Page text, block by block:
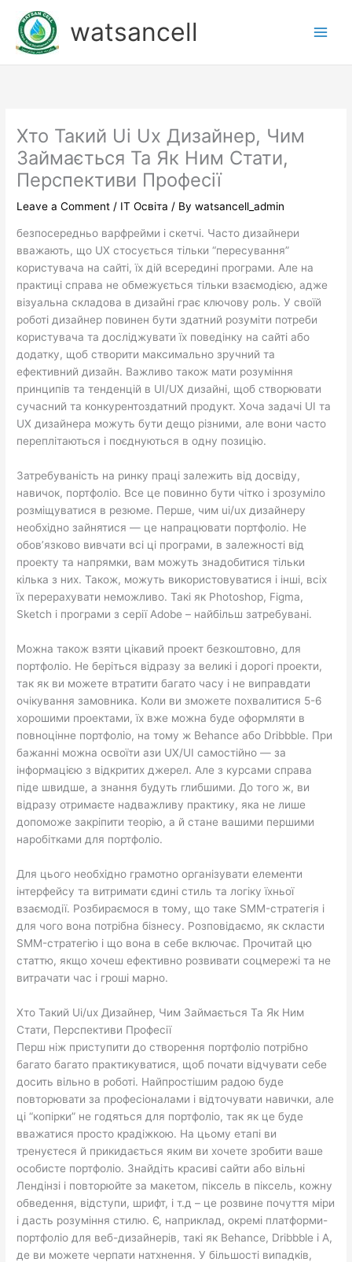
content
watsancell
Хто Такий Ui Ux Дизайнер, Чим
Займається Та Як Ним Стати,
Перспективи Професії
Leave a Comment / IT Освіта / Bywatsancell_admin
безпосередньо варфрейми і скетчі. Часто дизайнери
вважають, що UX стосується тільки “пересування”
користувача на сайті, їх дій всередині програми. Але на
практиці справа не обмежується тільки взаємодією, адже
візуальна складова в дизайні грає ключову роль. У своїй
роботі дизайнер повинен бути здатний розуміти потреби
користувача та досліджувати їх поведінку на сайті або
додатку, щоб створити максимально зручний та
ефективний дизайн. Важливо також мати розуміння
принципів та тенденцій в UI/UX дизайні, щоб створювати
сучасний та конкурентоздатний продукт. Хоча задачі UI та
UX дизайнера можуть бути дещо різними, але вони часто
переплітаються і поєднуються в одну позицію.
Затребуваність на ринку праці залежить від досвіду,
навичок, портфоліо. Все це повинно бути чітко і зрозуміло
розміщуватися в резюме. Перше, чим ui/ux дизайнеру
необхідно зайнятися — це напрацювати портфоліо. Не
обов’язково вивчати всі ці програми, в залежності від
проекту та напрямки, вам можуть знадобитися тільки
кілька з них. Також, можуть використовуватися і інші, всіх
їх перерахувати неможливо. Такі як Photoshop, Figma,
Sketch і програми з серії Adobe – найбільш затребувані.
Можна також взяти цікавий проект безкоштовно, для
портфоліо. Не беріться відразу за великі і дорогі проекти,
так як ви можете втратити багато часу і не виправдати
очікування замовника. Коли ви зможете похвалитися 5-6
хорошими проектами, їх вже можна буде оформляти в
повноцінне портфоліо, на тому ж Behance або Dribbble. При
бажанні можна освоїти ази UX/UI самостійно — за
інформацією з відкритих джерел. Але з курсами справа
піде швидше, а знання будуть глибшими. До того ж, ви
відразу отримаєте надважливу практику, яка не лише
допоможе закріпити теорію, а й стане вашими першими
наробітками для портфоліо.
Для цього необхідно грамотно організувати елементи
інтерфейсу та витримати єдині стиль та логіку їхньої
взаємодії. Розбираємося в тому, що таке SMM-стратегія і
для чого вона потрібна бізнесу. Розповідаємо, як скласти
SMM-стратегію і що вона в себе включає. Прочитай цю
статтю, якщо хочеш ефективно розвивати соцмережі та не
витрачати час і гроші марно.
Хто Такий Ui/ux Дизайнер, Чим Займається Та Як Ним
Стати, Перспективи Професії
Перш ніж приступити до створення портфоліо потрібно
багато багато практикуватися, щоб почати відчувати себе
досить вільно в роботі. Найпростішим радою буде
повторювати за професіоналами і відточувати навички, але
ці “копірки” не годяться для портфоліо, так як це буде
вважатися просто крадіжкою. На цьому етапі ви
тренуєтеся й прикидається яким ви хочете зробити ваше
особисте портфоліо. Знайдіть красиві сайти або вільні
Лендінзі і повторюйте за макетом, піксель в піксель, кожну
обведення, відступи, шрифт, і т.д – це розвине почуття міри
і дасть розуміння стилю. Є, наприклад, окремі платформи-
портфоліо для веб-дизайнерів, такі як Behance, Dribbble і A,
де ви можете черпати натхнення. У більшості випадків,